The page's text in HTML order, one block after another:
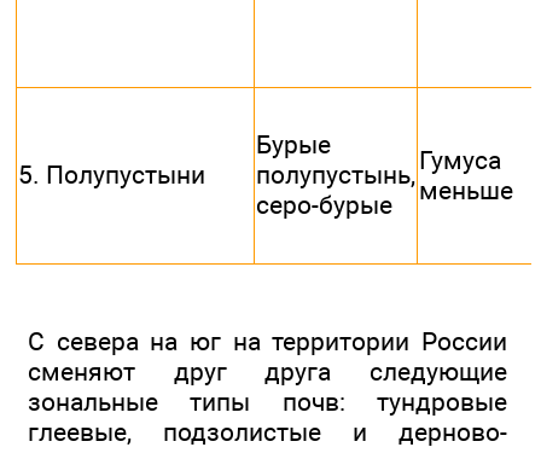
5. Полупустыни
Бурые
полупустынь,
серо-бурые
Гумуса
меньше
С севера на юг на территории России
сменяют друг друга следующие
зональные типы почв: тундровые
глеевые, подзолистые и дерново-